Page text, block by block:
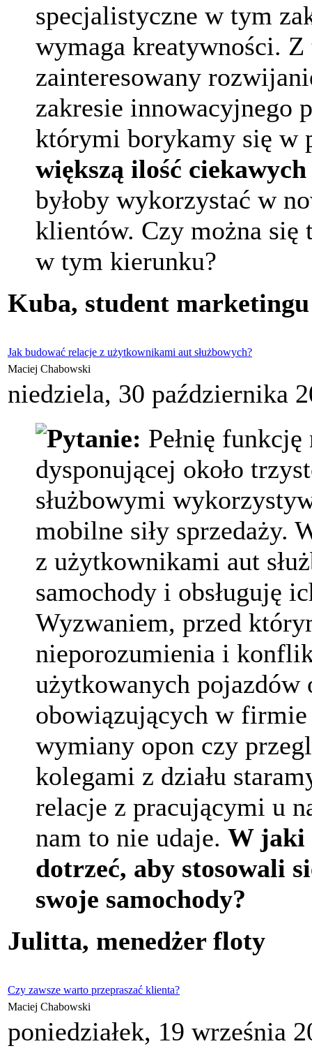
specjalistyczne w tym
wymaga kreatywności.
zainteresowany
zakresie innowacyjnego
którymi borykamy się w
większą ilość ciekawych
byłoby wykorzystać w
klientów. Czy można się
w tym kierunku?
Kuba, student marketingu
Jak budować relacje z użytkownikami aut służbowych?
Maciej Chabowski
niedziela, 30 października
Pytanie: Pełnię
dysponującej około
służbowymi
mobilne siły sprzedaży.
z użytkownikami aut
samochody i obsługuję
Wyzwaniem, przed
nieporozumienia i
użytkowanych pojazdów
obowiązujących w
wymiany opon czy
kolegami z działu
relacje z pracującymi u
nam to nie udaje. W jaki
dotrzeć, aby stosowali
swoje samochody?
Julitta, menedżer floty
Czy zawsze warto przepraszać klienta?
Maciej Chabowski
poniedziałek, 19 września